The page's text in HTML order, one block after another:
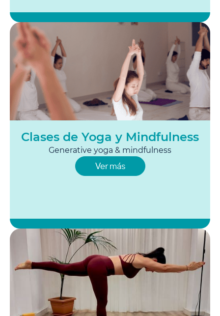
Clases de Yoga y Mindfulness
Generative yoga & mindfulness
Ver más